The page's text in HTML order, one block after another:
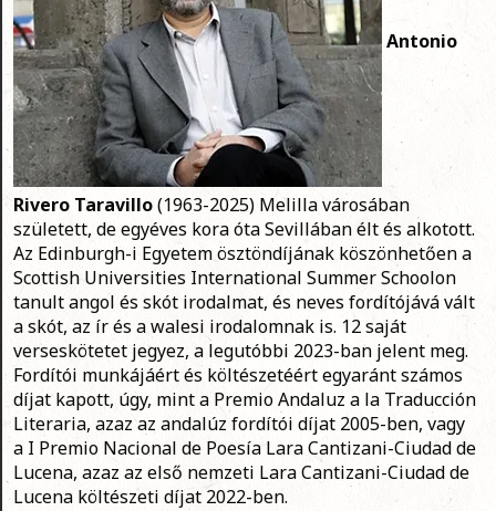
Antonio
Rivero Taravillo(1963-2025) Melilla városában
született, de egyéves kora óta Sevillában élt és alkotott.
Az Edinburgh-i Egyetem ösztöndíjának köszönhetően a
Scottish Universities International Summer Schoolon
tanult angol és skót irodalmat, és neves fordítójává vált
a skót, az ír és a walesi irodalomnak is. 12 saját
verseskötetet jegyez, a legutóbbi 2023-ban jelent meg.
Fordítói munkájáért és költészetéért egyaránt számos
díjat kapott, úgy, mint a Premio Andaluz a la Traducción
Literaria, azaz az andalúz fordítói díjat 2005-ben, vagy
a I Premio Nacional de Poesía Lara Cantizani-Ciudad de
Lucena, azaz az első nemzeti Lara Cantizani-Ciudad de
Lucena költészeti díjat 2022-ben.